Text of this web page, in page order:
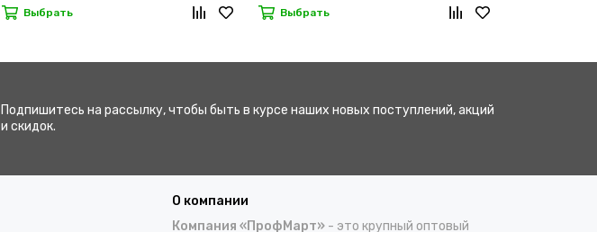
Выбрать Выбрать
Подпишитесь на рассылку, чтобы быть в курсе наших новых поступлений, акций
и скидок.
О компании
Компания «ПрофМарт» - это крупный оптовый